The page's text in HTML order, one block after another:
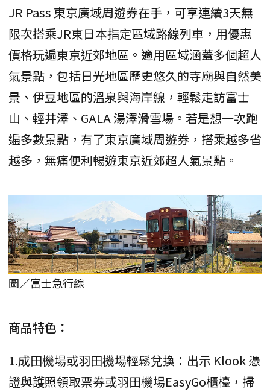
JR Pass 東京廣域周遊券在手，可享連續3天無
限次搭乘JR東日本指定區域路線列車，用優惠
價格玩遍東京近郊地區。適用區域涵蓋多個超人
氣景點，包括日光地區歷史悠久的寺廟與自然美
景、伊豆地區的溫泉與海岸線，輕鬆走訪富士
山、輕井澤、GALA 湯澤滑雪場。若是想一次跑
遍多數景點，有了東京廣域周遊券，搭乘越多省
越多，無痛便利暢遊東京近郊超人氣景點。
圖／富士急行線
商品特色：
1.成田機場或羽田機場輕鬆兌換：出示 Klook 憑
證與護照領取票券或羽田機場EasyGo櫃檯，掃